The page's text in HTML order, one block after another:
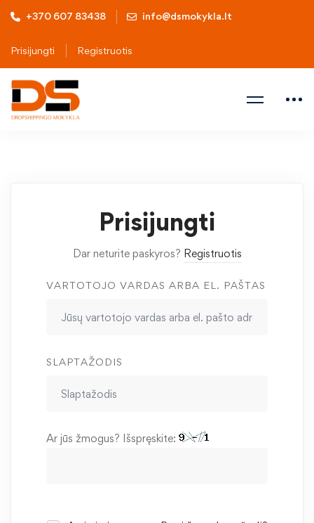
+370 607 83438 info@dsmokykla.lt
Prisijungti Registruotis
Prisijungti
Dar neturite paskyros? Registruotis
VARTOTOJO VARDAS ARBA EL. PAŠTAS
SLAPTAŽODIS
Ar jūs žmogus? Išspręskite: